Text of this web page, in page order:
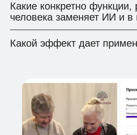
Какие конкретно функции,
человека заменяет ИИ и в
Какой эффект дает